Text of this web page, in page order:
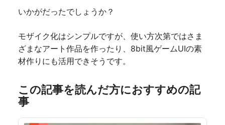
いかがだったでしょうか？
モザイク化はシンプルですが、使い方次第ではさま
ざまなアート作品を作ったり、8bit風ゲームUIの素
材作りにも活用できそうです。
この記事を読んだ方におすすめの記
事